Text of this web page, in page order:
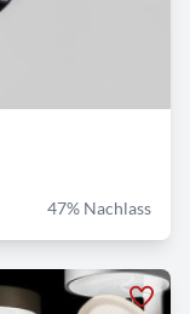
47% Nachlass